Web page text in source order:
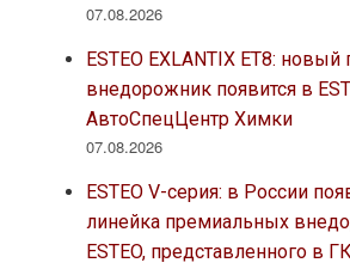
07.08.2026
ESTEO EXLANTIX ET8:
внедорожник появится в
АвтоСпецЦентр Химки
07.08.2026
ESTEO V-серия: в России
линейка премиальных
ESTEO, представленного в